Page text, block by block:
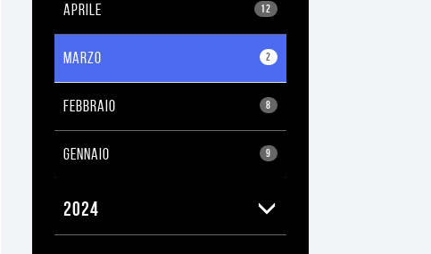
12
APRILE
2
MARZO
8
FEBBRAIO
9
GENNAIO
2024